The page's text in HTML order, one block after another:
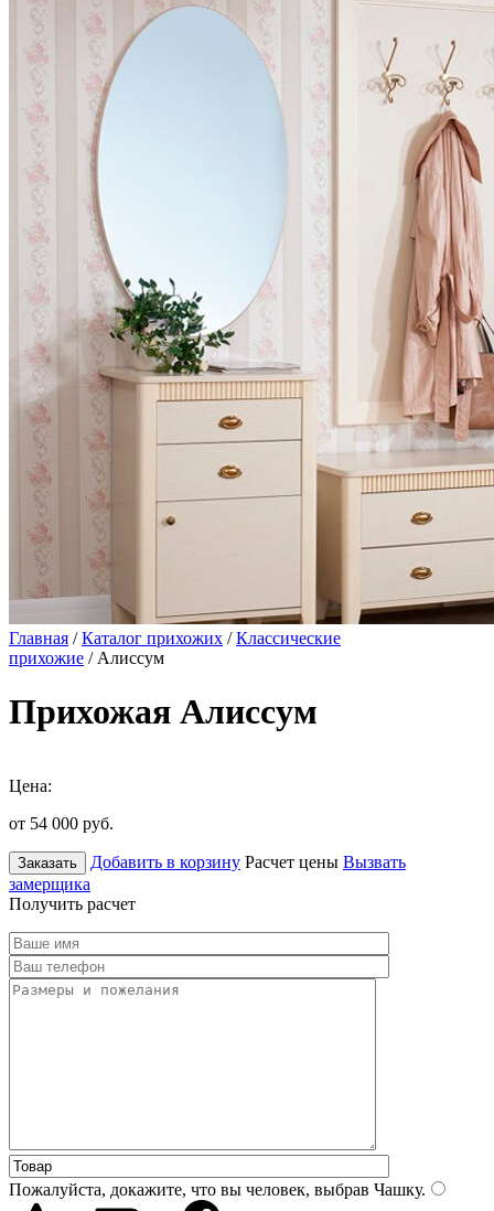
Главная /Каталог прихожих /Классические
прихожие / Алиссум
Прихожая Алиссум
Цена:
от 54 000 руб.
Заказать Добавить в корзину Расчет цены Вызвать
замерщика
Получить расчет
Пожалуйста, докажите, что вы человек, выбрав Чашку.